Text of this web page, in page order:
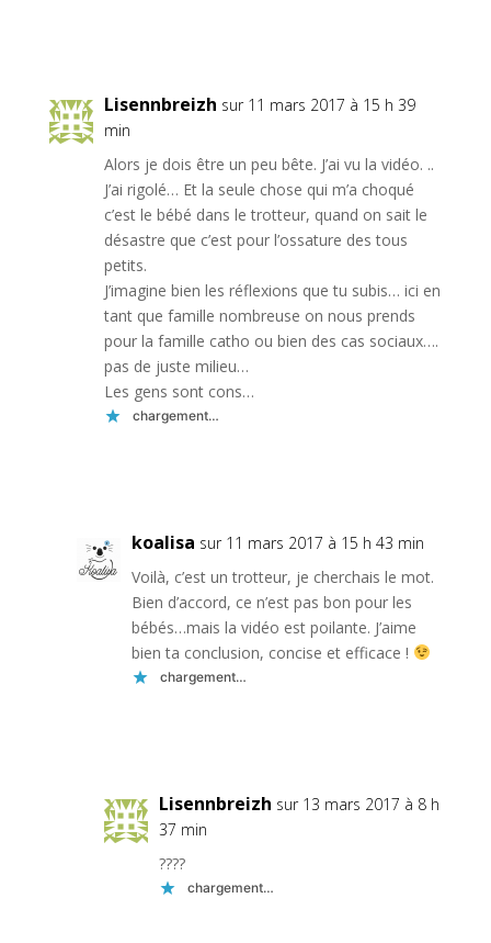
Lisennbreizh sur 11 mars 2017 à 15 h 39
min
Alors je dois être un peu bête. J’ai vu la vidéo. ..
J’ai rigolé… Et la seule chose qui m’a choqué
c’est le bébé dans le trotteur, quand on sait le
désastre que c’est pour l’ossature des tous
petits.
J’imagine bien les réflexions que tu subis… ici en
tant que famille nombreuse on nous prends
pour la famille catho ou bien des cas sociaux….
pas de juste milieu…
Les gens sont cons…
chargement…
koalisa sur 11 mars 2017 à 15 h 43 min
Voilà, c’est un trotteur, je cherchais le mot.
Bien d’accord, ce n’est pas bon pour les
bébés…mais la vidéo est poilante. J’aime
bien ta conclusion, concise et efficace !
chargement…
Lisennbreizh sur 13 mars 2017 à 8 h
37 min
????
chargement…